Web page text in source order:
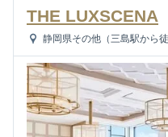
THE LUXSCENA
静岡県その他（三島駅から徒